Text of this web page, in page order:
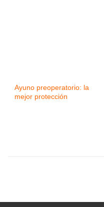
Ayuno preoperatorio: la
mejor protección